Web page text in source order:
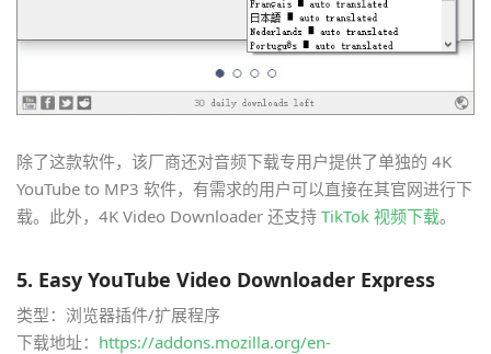
除了这款软件，该厂商还对音频下载专用户提供了单独的 4K
YouTube to MP3 软件，有需求的用户可以直接在其官网进行下
载。此外，4K Video Downloader 还支持 TikTok 视频下载。
5. Easy YouTube Video Downloader Express
类型：浏览器插件/扩展程序
下载地址： https://addons.mozilla.org/en-